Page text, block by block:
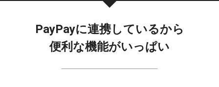
PayPayに連携しているから
便利な機能がいっぱい